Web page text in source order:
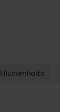
Hiustenhoito